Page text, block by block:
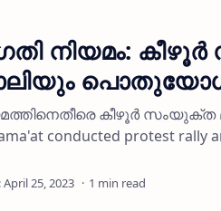
നിയമം:
കീഴൂര്‍ സംയുക്ത
conducted protest rally
1 min read